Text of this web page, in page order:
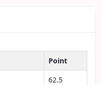
Point
62.5